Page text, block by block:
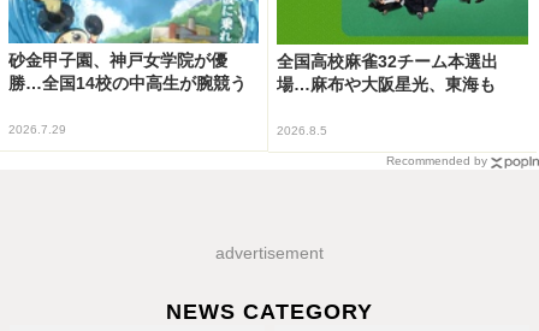
砂金甲子園、神戸女学院が優
勝…全国14校の中高生が腕競う
2026.7.29
全国高校麻雀32チーム本選出
場…麻布や大阪星光、東海も
2026.8.5
Recommended by
advertisement
NEWS CATEGORY